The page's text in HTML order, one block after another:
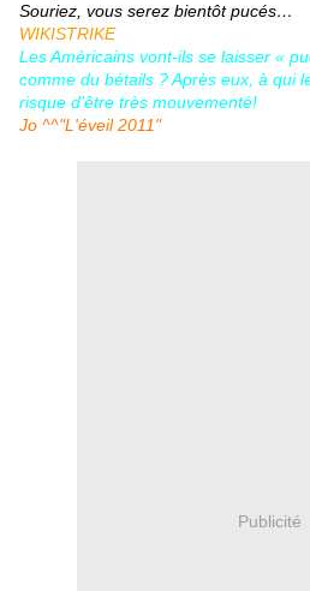
Souriez, vous serez bientôt pucés…
WIKISTRIKE
Les Américains vont-ils se laisser «
comme du bétails ? Après eux, à qui
risque d’être très mouvementé!
Jo ^^"L'éveil 2011"
Publicité